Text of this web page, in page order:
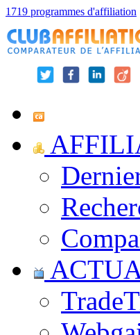
1719 programmes d'affiliation